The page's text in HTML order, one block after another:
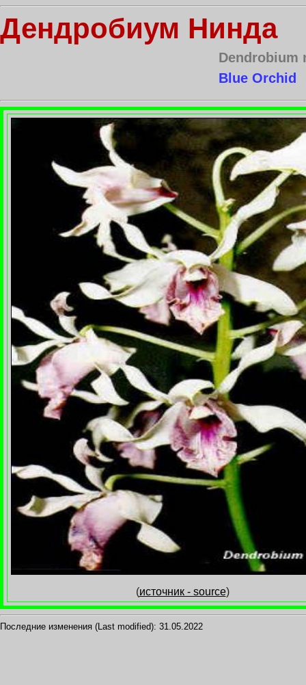
Дендробиум Нинда
Dendrobium
Blue Orchid
(источник - source)
Последние изменения (Last modified): 31.05.2022